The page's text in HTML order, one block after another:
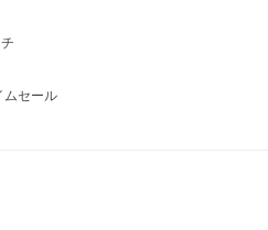
ムセール